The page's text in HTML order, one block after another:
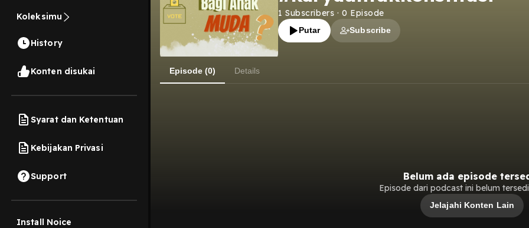
Koleksimu
History
Konten disukai
Syarat dan Ketentuan
Kebijakan Privasi
Support
Install Noice
1 Subscribers · 0 Episode
Putar Subscribe
Episode (0) Details
Belum ada episode
Episode dari podcast ini belum
Jelajahi Konten Lain